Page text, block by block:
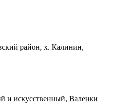
район, х. Калинин,
и искусственный, Валенки